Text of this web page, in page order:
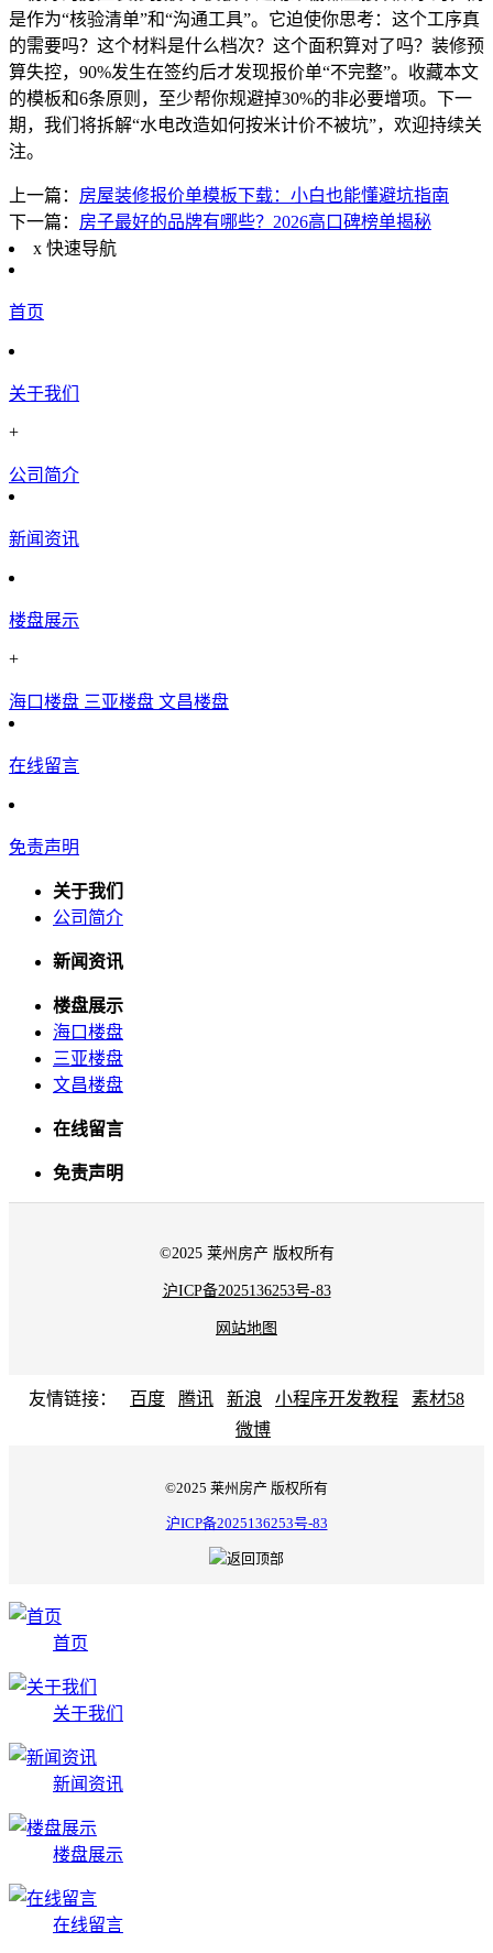
是作为“核验清单”和“沟通工具”。它迫使你思考：这个工序真
的需要吗？这个材料是什么档次？这个面积算对了吗？装修预
算失控，90%发生在签约后才发现报价单“不完整”。收藏本文
的模板和6条原则，至少帮你规避掉30%的非必要增项。下一
期，我们将拆解“水电改造如何按米计价不被坑”，欢迎持续关
注。
上一篇： 房屋装修报价单模板下载：小白也能懂避坑指南
下一篇： 房子最好的品牌有哪些？2026高口碑榜单揭秘
x 快速导航
首页
关于我们
+
公司简介
新闻资讯
楼盘展示
+
海口楼盘 三亚楼盘 文昌楼盘
在线留言
免责声明
关于我们
公司简介
新闻资讯
楼盘展示
海口楼盘
三亚楼盘
文昌楼盘
在线留言
免责声明
©2025 莱州房产 版权所有
沪ICP备2025136253号-83
网站地图
友情链接： 百度 腾讯 新浪 小程序开发教程
素材58
微博
©2025 莱州房产 版权所有
沪ICP备2025136253号-83
首页
关于我们
新闻资讯
楼盘展示
在线留言